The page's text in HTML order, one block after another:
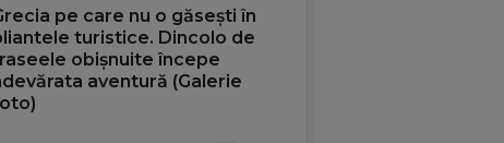
pe care nu o găsești în
turistice. Dincolo de
obișnuite începe
aventură (Galerie